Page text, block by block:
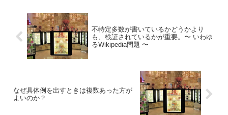
不特定多数が書いているかどうかより
も、検証されているかが重要。〜 いわゆ
るWikipedia問題 〜
なぜ具体例を出すときは複数あった方が
よいのか？